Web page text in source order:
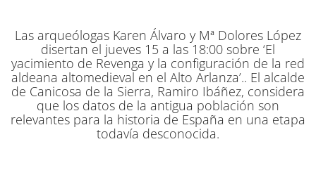
Las arqueólogas Karen Álvaro y Mª Dolores López
disertan el jueves 15 a las 18:00 sobre ‘El
yacimiento de Revenga y la configuración de la red
aldeana altomedieval en el Alto Arlanza’.. El alcalde
de Canicosa de la Sierra, Ramiro Ibáñez, considera
que los datos de la antigua población son
relevantes para la historia de España en una etapa
todavía desconocida.